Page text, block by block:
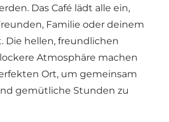
Das Café lädt alle ein,
Familie oder deinem
Die hellen, freundlichen
Atmosphäre machen
Ort, um gemeinsam
gemütliche Stunden zu